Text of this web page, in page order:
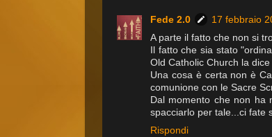
Fede 2.0
17 febbraio
A parte il fatto che non si
Il fatto che sia stato
Old Catholic Church la dice
Una cosa è certa non è
comunione con le Sacre
Dal momento che non ha
spacciarlo per tale...ci fate
Rispondi